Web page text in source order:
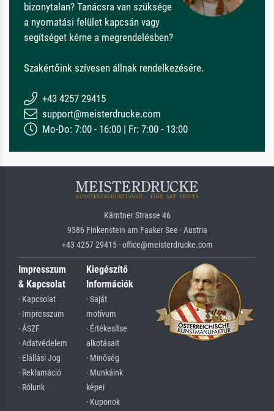
bizonytalan? Tanácsra van szüksége
a nyomatási felület kapcsán vagy
segítséget kérne a megrendelésben?
Szakértőink szívesen állnak rendelkezésére.
+43 4257 29415
support@meisterdrucke.com
Mo-Do: 7:00 - 16:00 | Fr: 7:00 - 13:00
Kärntner Strasse 46
9586 Finkenstein am Faaker See · Austria
+43 4257 29415 · office@meisterdrucke.com
Impresszum
& Kapcsolat
· Kapcsolat
· Impresszum
· ÁSZF
· Adatvédelem
· Elállási Jog
· Reklamáció
· Rólunk
Kiegészítő
Információk
· Saját
motívum
· Értékesítse
alkotásait
· Minőség
· Munkáink
képei
· Kuponok